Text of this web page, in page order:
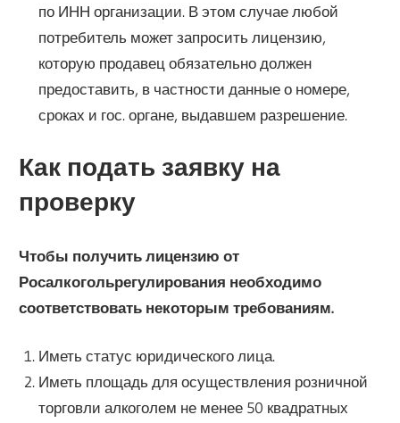
по ИНН организации. В этом случае любой
потребитель может запросить лицензию,
которую продавец обязательно должен
предоставить, в частности данные о номере,
сроках и гос. органе, выдавшем разрешение.
Как подать заявку на
проверку
Чтобы получить лицензию от
Росалкогольрегулирования необходимо
соответствовать некоторым требованиям.
Иметь статус юридического лица.
Иметь площадь для осуществления розничной
торговли алкоголем не менее 50 квадратных